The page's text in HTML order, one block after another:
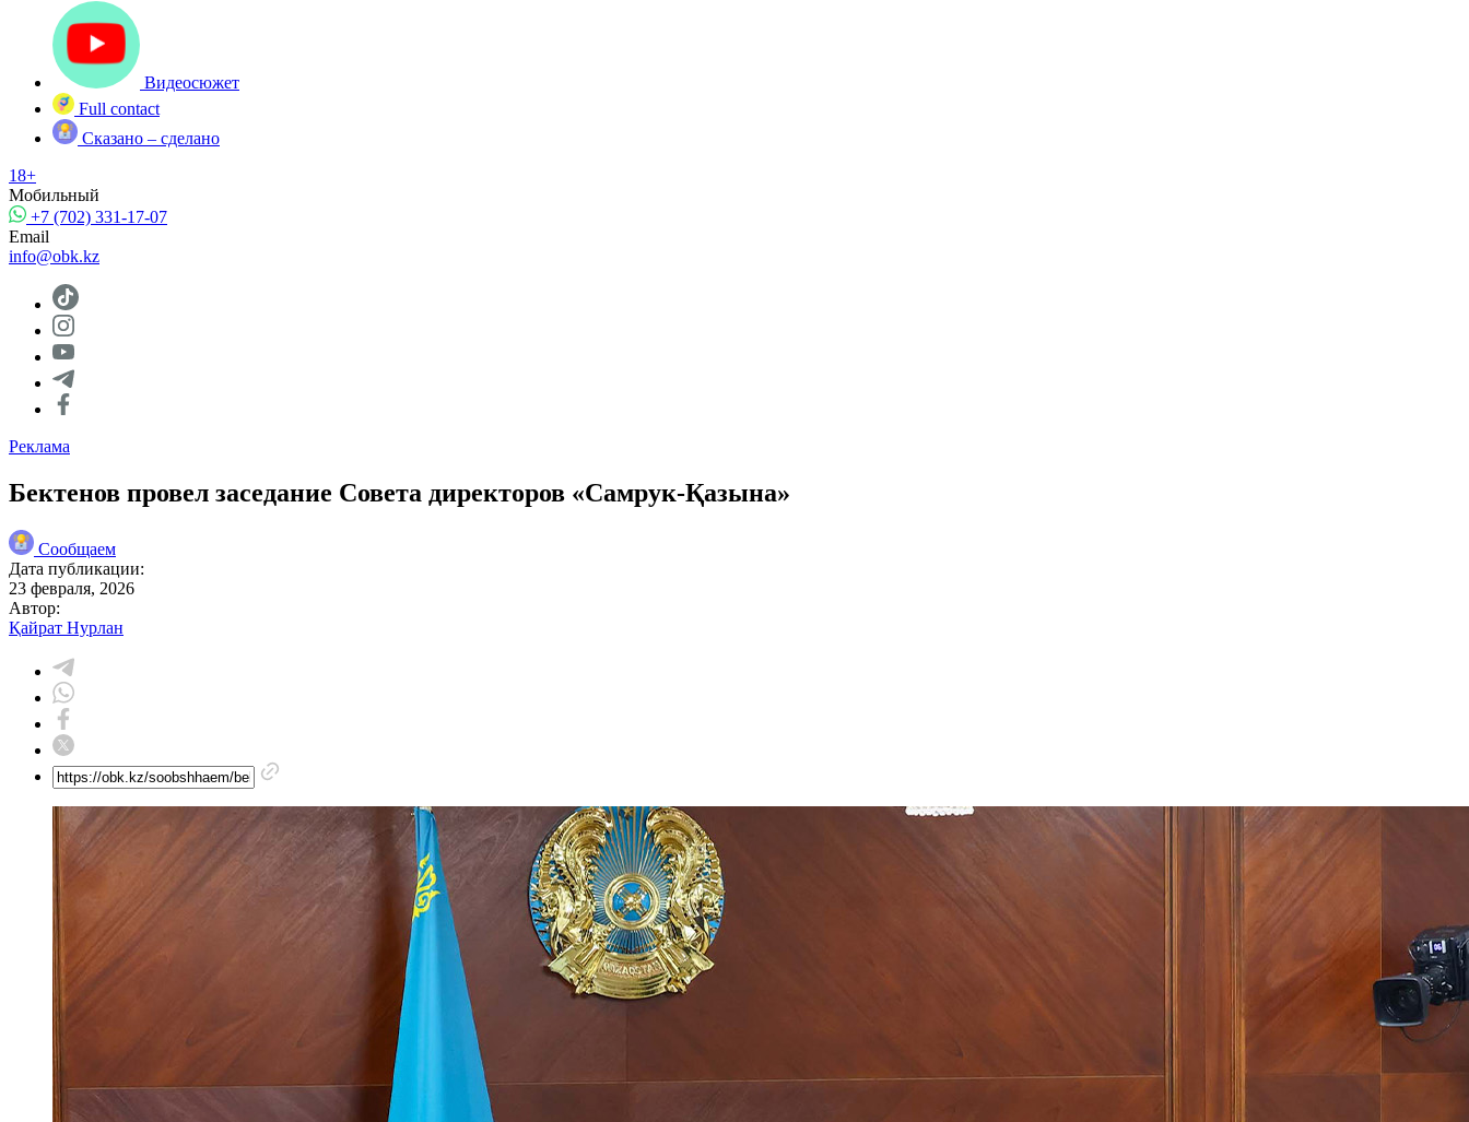
Видеосюжет
Full contact
Сказано – сделано
18+
Мобильный
+7 (702) 331-17-07
Email
info@obk.kz
Реклама
Бектенов провел заседание Совета директоров «Самрук-Қазына»
Сообщаем
Дата публикации:
23 февраля, 2026
Автор:
Қайрат Нурлан